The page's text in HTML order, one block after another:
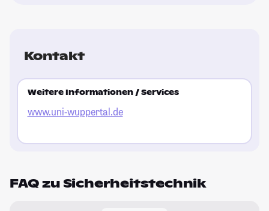
Kontakt
Weitere Informationen / Services
www.uni-wuppertal.de
FAQ zu Sicherheitstechnik